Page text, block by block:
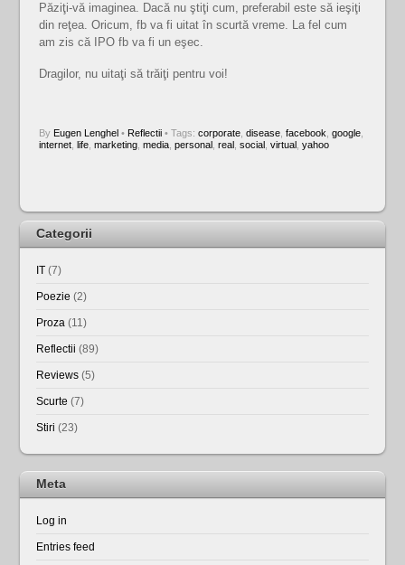
Păziţi-vă imaginea. Dacă nu ştiţi cum, preferabil este să ieşiţi
din reţea. Oricum, fb va fi uitat în scurtă vreme. La fel cum
am zis că IPO fb va fi un eşec.
Dragilor, nu uitaţi să trăiţi pentru voi!
By Eugen Lenghel• Reflectii • Tags: corporate, disease, facebook google,
internet, life, marketing, media, personal, real, social, virtual, yahoo
Categorii
IT (7)
Poezie (2)
Proza (11)
Reflectii (89)
Reviews (5)
Scurte (7)
Stiri (23)
Meta
Log in
Entries feed